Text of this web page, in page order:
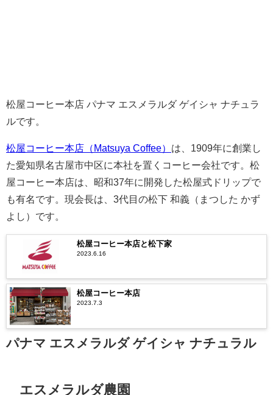
松屋コーヒー本店 パナマ エスメラルダ ゲイシャ ナチュラ
ルです。
松屋コーヒー本店（Matsuya Coffee） は、1909年に創業し
た愛知県名古屋市中区に本社を置くコーヒー会社です。松
屋コーヒー本店は、昭和37年に開発した松屋式ドリップで
も有名です。現会長は、3代目の松下 和義（まつした かず
よし）です。
松屋コーヒー本店と松下家
2023.6.16
松屋コーヒー本店
2023.7.3
パナマ エスメラルダ ゲイシャ ナチュラル
エスメラルダ農園